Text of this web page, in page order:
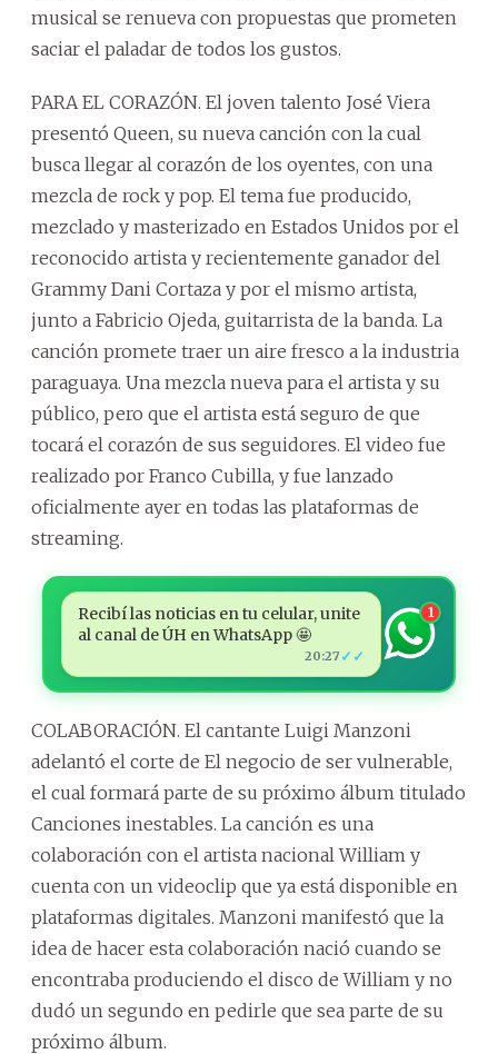
musical se renueva con propuestas que prometen
saciar el paladar de todos los gustos.
PARA EL CORAZÓN. El joven talento José Viera
presentó Queen, su nueva canción con la cual
busca llegar al corazón de los oyentes, con una
mezcla de rock y pop. El tema fue producido,
mezclado y masterizado en Estados Unidos por el
reconocido artista y recientemente ganador del
Grammy Dani Cortaza y por el mismo artista,
junto a Fabricio Ojeda, guitarrista de la banda. La
canción promete traer un aire fresco a la industria
paraguaya. Una mezcla nueva para el artista y su
público, pero que el artista está seguro de que
tocará el corazón de sus seguidores. El video fue
realizado por Franco Cubilla, y fue lanzado
oficialmente ayer en todas las plataformas de
streaming.
Recibí las noticias en tu celular, unite
al canal de ÚH en WhatsApp 🤩
20:27 ✓✓
1
COLABORACIÓN. El cantante Luigi Manzoni
adelantó el corte de El negocio de ser vulnerable,
el cual formará parte de su próximo álbum titulado
Canciones inestables. La canción es una
colaboración con el artista nacional William y
cuenta con un videoclip que ya está disponible en
plataformas digitales. Manzoni manifestó que la
idea de hacer esta colaboración nació cuando se
encontraba produciendo el disco de William y no
dudó un segundo en pedirle que sea parte de su
próximo álbum.